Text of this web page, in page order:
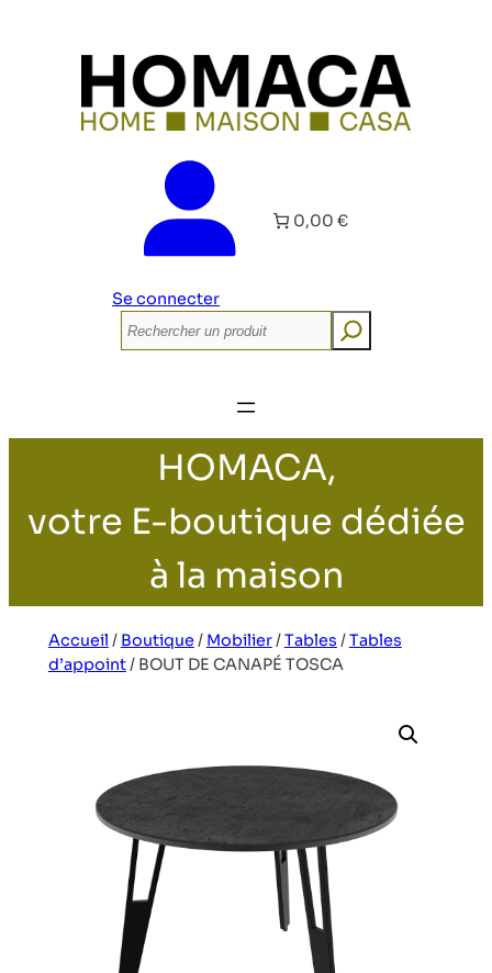
Se connecter
0,00 €
HOMACA,
votre E-boutique dédiée
à la maison
Accueil / Boutique/ Mobilier/Tables /Tables
d’appoint/ BOUT DE CANAPÉ TOSCA